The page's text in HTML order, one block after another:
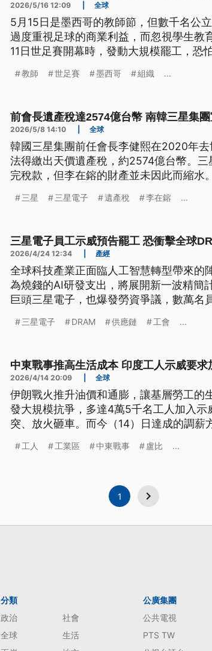
2026/5/16 12:09 全球
5月15日是墨西哥的教師節，但數千名公
過度重視足球的商業利益，而忽視學生教
11日世足賽開幕時，發動大規模罷工，恐
教師 世足賽 墨西哥 組織 ...
前會長遺產稅達2574億台幣 南韓三星集
2026/5/8 14:10 全球
韓國三星集團前任會長李健熙在2020年
法得繳出天價遺產稅，約2574億台幣。
完稅款，但李在鎔的財產並未因此而縮水
市值突破1兆美元大關，成為繼台積電後
天，全球AI晶片供應恐怕面臨斷鏈危機。
三星 三星電子 遺產稅 李在鎔 ...
三星電子員工示威預告罷工 恐衝擊全球
2026/4/24 12:34 產經
全球科技產業正面臨人工智慧轉型帶來
為燒錢的AI研發支出，將展開新一波精簡
巨頭三星電子，也爆發勞資爭議，數萬名
三星電子 DRAM 供應鏈 工會 ...
中東戰事推高生活成本 印度工人示威要求
2026/4/14 20:09 全球
伊朗戰火推升油價和通膨，讓基層勞工的
發大規模抗爭，多達4萬5千名工人加入
突、放火砸車。而今（14）日達成的調薪
工人 工業區 中東戰事 盧比 ...
1
分類
政治
社會
全球
生活
公廣集團
公共電視
PTS TW